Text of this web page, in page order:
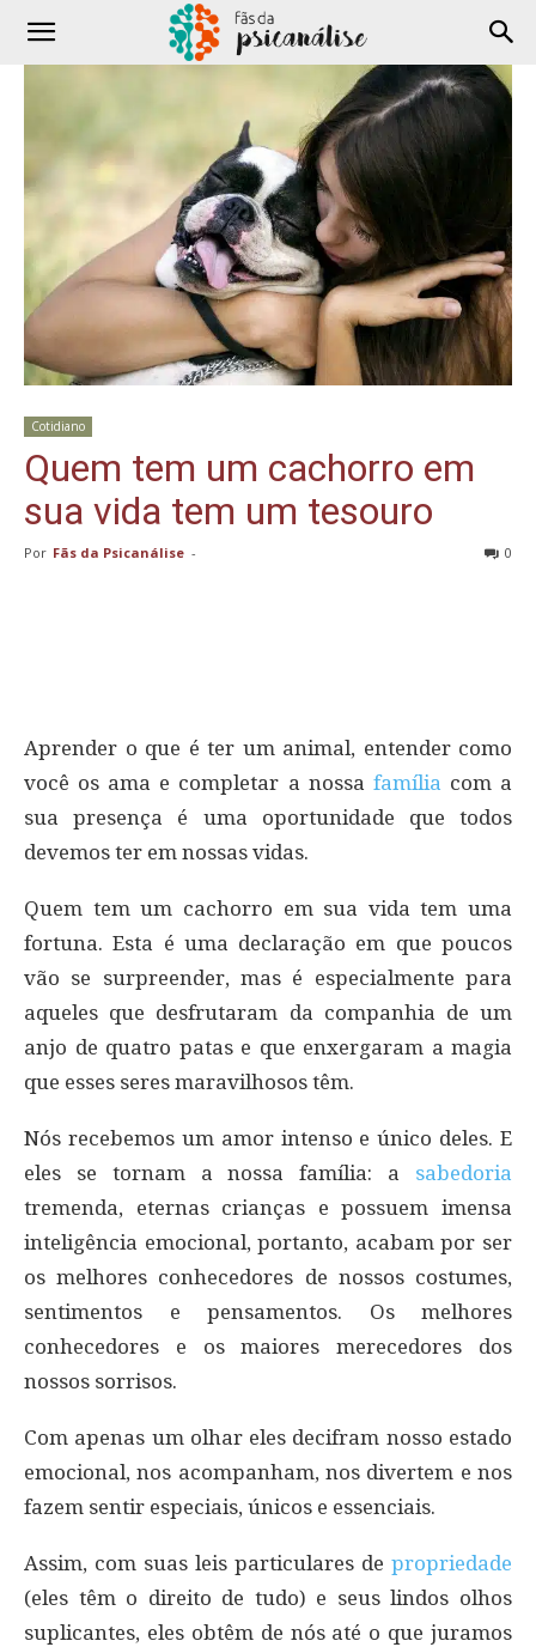
Cotidiano
Quem tem um cachorro em
sua vida tem um tesouro
Por Fãs da Psicanálise - 0
Aprender o que é ter um animal, entender como
você os ama e completar a nossa família com a
sua presença é uma oportunidade que todos
devemos ter em nossas vidas.
Quem tem um cachorro em sua vida tem uma
fortuna. Esta é uma declaração em que poucos
vão se surpreender, mas é especialmente para
aqueles que desfrutaram da companhia de um
anjo de quatro patas e que enxergaram a magia
que esses seres maravilhosos têm.
Nós recebemos um amor intenso e único deles. E
eles se tornam a nossa família: a sabedoria
tremenda, eternas crianças e possuem imensa
inteligência emocional, portanto, acabam por ser
os melhores conhecedores de nossos costumes,
sentimentos e pensamentos. Os melhores
conhecedores e os maiores merecedores dos
nossos sorrisos.
Com apenas um olhar eles decifram nosso estado
emocional, nos acompanham, nos divertem e nos
fazem sentir especiais, únicos e essenciais.
Assim, com suas leis particulares de propriedade
(eles têm o direito de tudo) e seus lindos olhos
suplicantes, eles obtêm de nós até o que juramos